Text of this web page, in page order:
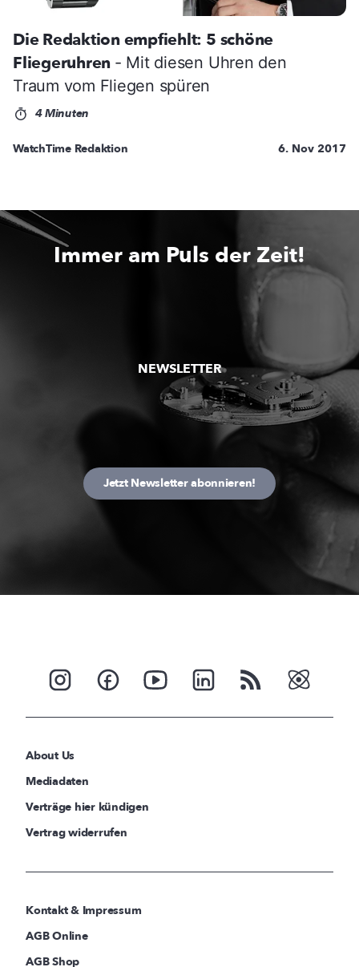
Die Redaktion empfiehlt: 5 schöne
Fliegeruhren - Mit diesen Uhren den
Traum vom Fliegen spüren
4 Minuten
WatchTime Redaktion 6. Nov 2017
Immer am Puls der Zeit!
NEWSLETTER
Jetzt Newsletter abonnieren!
About Us
Mediadaten
Verträge hier kündigen
Vertrag widerrufen
Kontakt & Impressum
AGB Online
AGB Shop